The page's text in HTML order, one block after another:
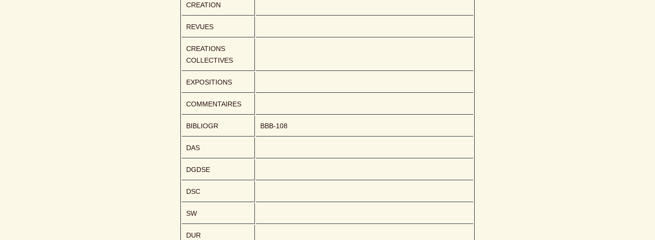
CREATION
REVUES
CREATIONS
COLLECTIVES
EXPOSITIONS
COMMENTAIRES
BIBLIOGR BBB-108
DAS
DGDSE
DSC
SW
DUR